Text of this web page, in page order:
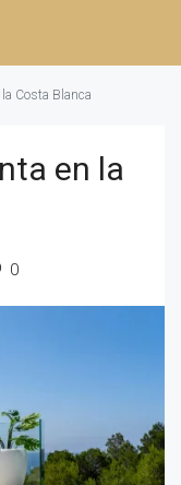
la Costa Blanca
en la
0